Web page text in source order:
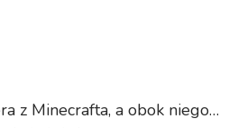
z Minecrafta, a obok niego…